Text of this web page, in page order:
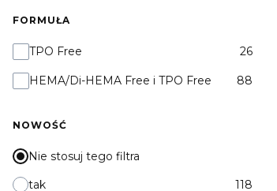
FORMUŁA
Formuła
TPO Free 26
HEMA/Di-HEMA Free i TPO Free 88
NOWOŚĆ
Nie stosuj tego filtra
tak
118